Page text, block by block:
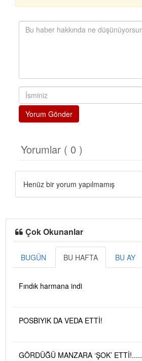
Yorum Gönder
Yorumlar ( 0 )
Henüz bir yorum yapılmamış
Çok Okunanlar
BUGÜN BU HAFTA BU AY
Fındık harmana indi
POSBIYIK DA VEDA ETTİ!
GÖRDÜĞÜ MANZARA ‘ŞOK’ ETTİ!.....